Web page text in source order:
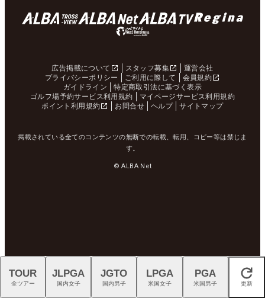
広告掲載について スタッフ募集
運営会社
プライバシーポリシー
ご利用に際して
会員規約
ガイドライン
特定商取引法に基づく表示
ゴルフ場予約サービス利用規約
マイページサービス利用規約
ポイント利用規約
お問合せ ヘルプ サイトマップ
掲載されている全てのコンテンツの無断での転載、転用、コピー等は禁じま
す。
© ALBA Net
閉じる
TOUR
全ツアー
JLPGA
国内女子
JGTO
国内男子
LPGA
米国女子
PGA
米国男子 更新